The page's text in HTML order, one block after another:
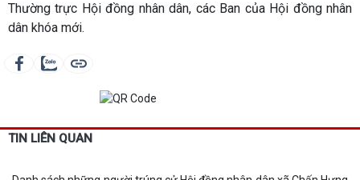
Thường trực Hội đồng nhân dân, các Ban của Hội đồng nhân
dân khóa mới.
TIN LIÊN QUAN